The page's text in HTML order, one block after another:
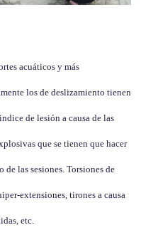
acuáticos y más
los de deslizamiento tienen
de lesión a causa de las
que se tienen que hacer
de las sesiones. Torsiones de
extensiones, tirones a causa
etc.